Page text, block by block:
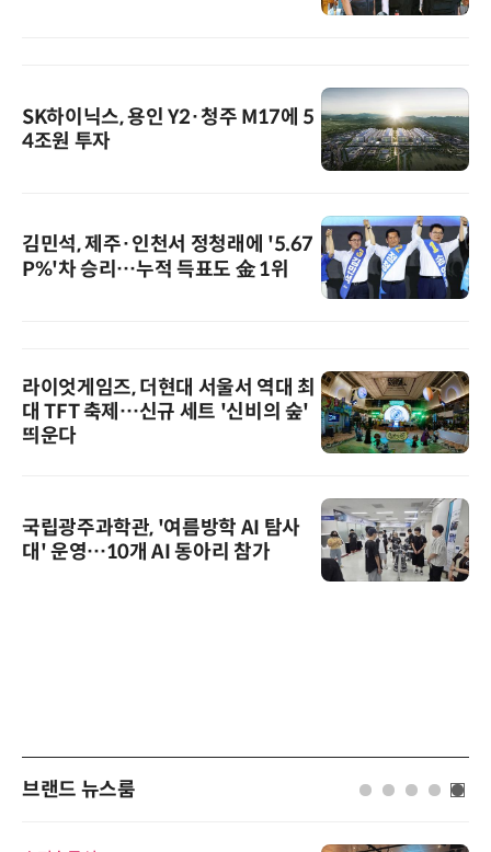
SK하이닉스, 용인 Y2·청주 M17에 5
4조원 투자
김민석, 제주·인천서 정청래에 '5.67
P%'차 승리…누적 득표도 金 1위
라이엇게임즈, 더현대 서울서 역대 최
대 TFT 축제…신규 세트 '신비의 숲'
띄운다
국립광주과학관, '여름방학 AI 탐사
대' 운영…10개 AI 동아리 참가
브랜드 뉴스룸